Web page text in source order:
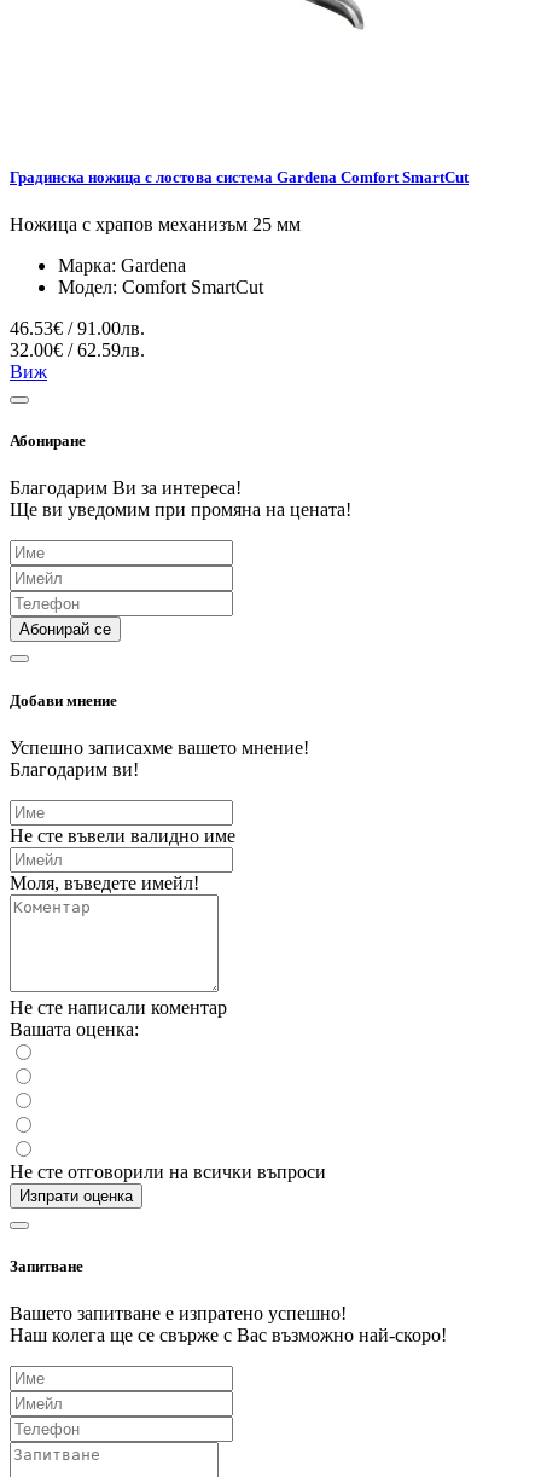
Градинска ножица с лостова система Gardena Comfort SmartCut
Ножица с храпов механизъм 25 мм
Марка: Gardena
Модел: Comfort SmartCut
46.53€ / 91.00лв.
32.00€ / 62.59лв.
Виж
Абониране
Благодарим Ви за интереса!
Ще ви уведомим при промяна на цената!
Абонирай се
Добави мнение
Успешно записахме вашето мнение!
Благодарим ви!
Не сте въвели валидно име
Моля, въведете имейл!
Не сте написали коментар
Вашата оценка:
Не сте отговорили на всички въпроси
Изпрати оценка
Запитване
Вашето запитване е изпратено успешно!
Наш колега ще се свърже с Вас възможно най-скоро!